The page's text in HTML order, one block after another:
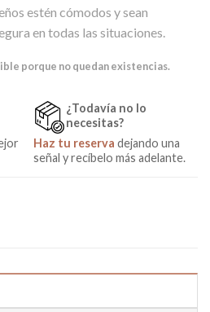
estén cómodos y sean
en todas las situaciones.
porque no quedan existencias.
¿Todavía no lo
necesitas?
Haz tu reserva dejando una
señal y recíbelo más adelante.